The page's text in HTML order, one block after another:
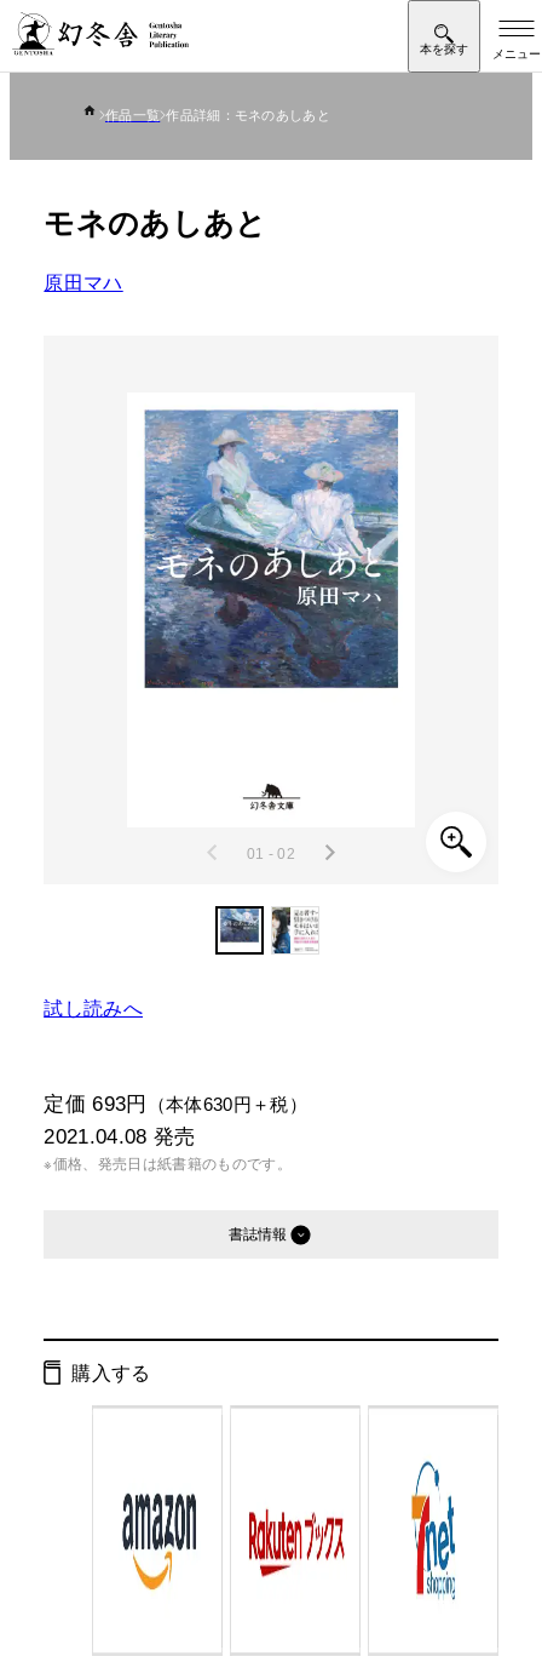
作品一覧 作品詳細：モネのあしあと
モネのあしあと
原田マハ
01 - 02
試し読みへ
定価 693円 （本体630円＋税）
2021.04.08 発売
※価格、発売日は紙書籍のものです。
書誌情報
ISBN：
購入する